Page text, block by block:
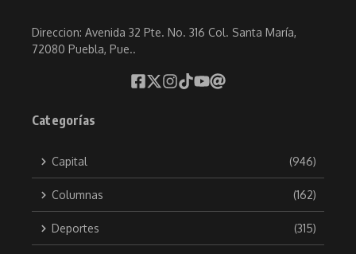
Direccion: Avenida 32 Pte. No. 316 Col. Santa María,
72080 Puebla, Pue..
Categorías
Capital (946)
Columnas (162)
Deportes (315)